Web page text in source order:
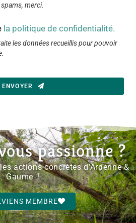
merci.
la politique de confidentialité.
les données recueillis pour pouvoir
ENVOYER
passionne ?
actions concrètes d'Ardenne &
Gaume !
MEMBRE